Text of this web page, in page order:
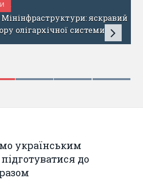
яскравий
системи
українським
до